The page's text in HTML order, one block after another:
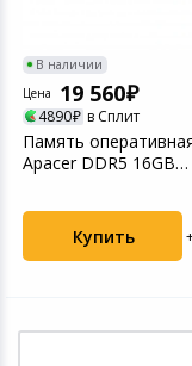
В наличии
Цена
19 560
4890 в Сплит
Память
Apacer DDR5 16GB
Купить